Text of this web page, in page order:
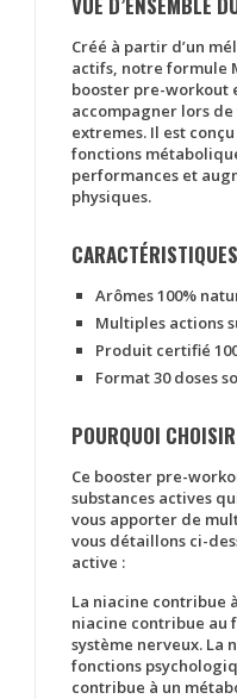
Créé à partir d’un
actifs, notre formule
booster pre-workout
accompagner lors
extremes. Il est
fonctions
performances et
physiques.
Arômes 100%
Multiples actions
Produit certifié
Format 30 doses
POURQUOI
Ce booster pre-
substances actives
vous apporter de
vous détaillons ci-
active :
La niacine contribue
niacine contribue au
système nerveux. La
fonctions
contribue à un